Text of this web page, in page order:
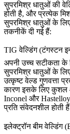
सुपरमिश्र धातुओं की
होती है, और प्रत्येक
सुपरमिश्र धातुओं के
तकनीकें दी गई हैं:
TIG वेल्डिंग (टंगस्टन
अपनी उच्च सटीकता के
सुपरमिश्र धातुओं के
उत्कृष्ट वेल्ड गुणवत्ता
कारण इसके लिए कुशल
Inconel औरHastelloy
प्रति संवेदनशील होती
इलेक्ट्रॉन बीम वेल्डिंग